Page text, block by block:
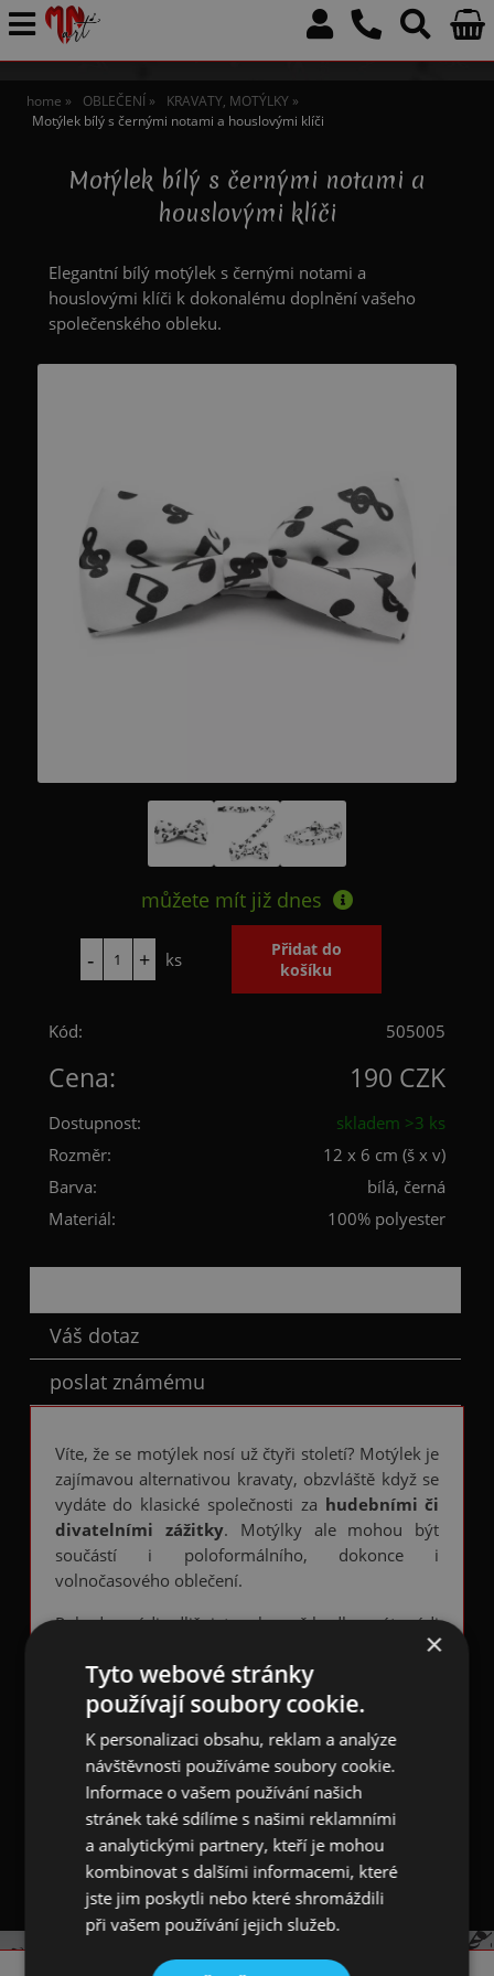
home OBLEČENÍ
KRAVATY, MOTÝLKY
Motýlek bílý s černými notami a houslovými klíči
Motýlek bílý s černými notami a
houslovými klíči
Elegantní bílý motýlek s černými notami a
houslovými klíči k dokonalému doplnění vašeho
společenského obleku.
můžete mít již dnes
ks
Kód: 505005
Cena: 190 CZK
Dostupnost:
skladem >3 ks
Rozměr:
12 x 6 cm (š x v)
Barva:
bílá, černá
Materiál:
100% polyester
Váš dotaz
poslat známému
Víte, že se motýlek nosí už čtyři století? Motýlek je
zajímavou alternativou kravaty, obzvláště když se
vydáte do klasické společnosti za hudebními či
divatelními zážitky. Motýlky ale mohou být
součástí i poloformálního, dokonce i
volnočasového oblečení.
Pokud se rádi odlišujete a kromě hudby máte rádi
předvázaný motýlek
s hudebním designempro vás ideálním
doplňkem elegantního outfitu.
Bílý motýlek s černými notami a houslovými
klíčije ručně vyroben z lesklého hladkého
polyesteru. Je 12 cm široký a 6 cm vysoký. Šňůrka
kolem krku je široká 1,5 cm a má černé plastové
nastavitelné zapínání.
×
Tyto webové stránky
používají soubory cookie.
K personalizaci obsahu, reklam a analýze
návštěvnosti používáme soubory cookie.
Informace o vašem používání našich
stránek také sdílíme s našimi reklamními
a analytickými partnery, kteří je mohou
kombinovat s dalšími informacemi, které
jste jim poskytli nebo které shromáždili
při vašem používání jejich služeb.